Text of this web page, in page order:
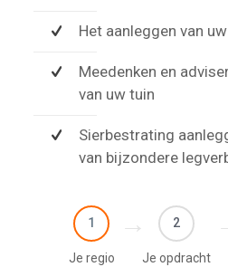
Het aanleggen van
Meedenken en
van uw tuin
Sierbestrating
van bijzondere
1
Je regio
2
Je opdracht